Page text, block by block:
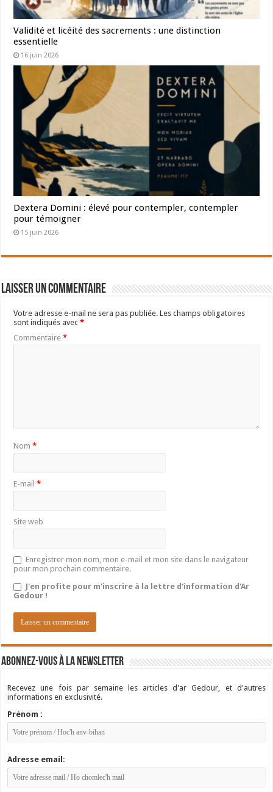
Validité et licéité des sacrements : une distinction
essentielle
16 juin 2026
Dextera Domini : élevé pour contempler, contempler
pour témoigner
15 juin 2026
Laisser un commentaire
Votre adresse e-mail ne sera pas publiée. Les champs obligatoires
sont indiqués avec*
Commentaire*
Nom*
E-mail*
Site web
Enregistrer mon nom, mon e-mail et mon site dans le navigateur
pour mon prochain commentaire.
J'en profite pour m'inscrire à la lettre d'information d'Ar
Gedour !
Abonnez-vous à la newsletter
Recevez une fois par semaine les articles d'ar Gedour, et d'autres
informations en exclusivité.
Prénom :
Adresse email: